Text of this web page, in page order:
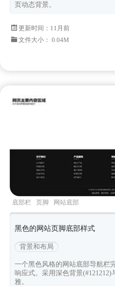
页动态背景。
更新时间： 11月前
文件大小： 0.04M
底部栏 页脚 网站底部
黑色的网站页脚底部样式
背景和布局
一个黑色风格的网站底部导航栏
响应式。采用深色背景
雅。